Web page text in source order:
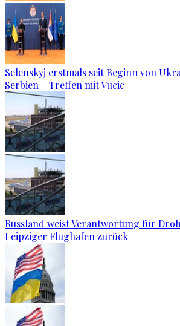
Selenskyj erstmals seit Beginn von
Serbien – Treffen mit Vucic
Russland weist Verantwortung für
Leipziger Flughafen zurück